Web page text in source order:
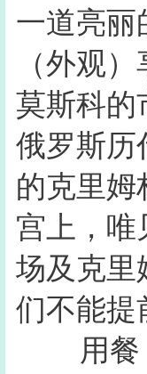
一道亮丽
（外观
莫斯科的
俄罗斯历
的克里姆
宫上，唯
场及克里
们不能提
用